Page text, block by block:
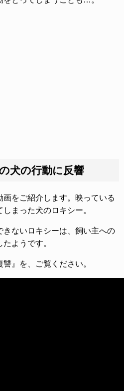
犬の行動に反響
をご紹介します。映っている
まった犬のロキシー。
きないロキシーは、飼い主への
ようです。
』を、ご覧ください。